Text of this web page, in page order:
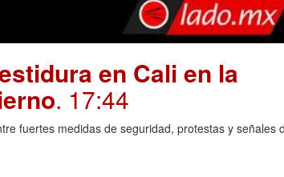
en Cali en la
. 17:44
fuertes medidas de seguridad, protestas y señales